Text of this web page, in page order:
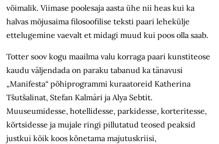
võimalik. Viimase poolesaja aasta ühe nii heas kui ka
halvas mõjusaima filosoofilise teksti paari lehekülje
ettelugemine vaevalt et midagi muud kui poos olla saab.
Totter soov kogu maailma valu korraga paari kunstiteose
kaudu väljendada on paraku tabanud ka tänavusi
„Manifesta“ põhiprogrammi kuraatoreid Katherina
Tšutšalinat, Stefan Kalmári ja Alya Sebtit.
Muuseumidesse, hotellidesse, parkidesse, korteritesse,
kõrtsidesse ja mujale ringi pillutatud teosed peaksid
justkui kõik koos kõnetama majutuskriisi,